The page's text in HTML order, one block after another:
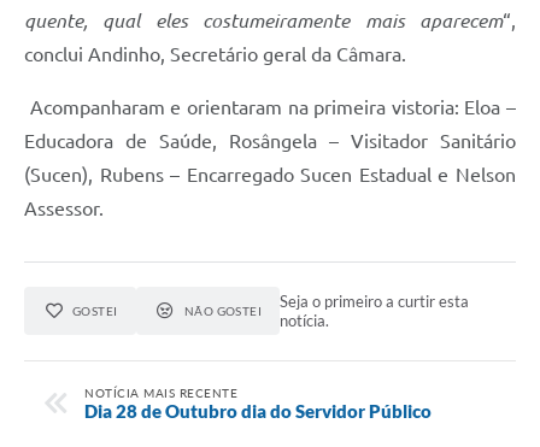
Links
Telefones Úteis
A Prefeitura
Enquete
Agenda
SIC
quente, qual eles costumeiramente mais aparecem“,
conclui Andinho, Secretário geral da Câmara.
Acompanharam e orientaram na primeira vistoria: Eloa –
Educadora de Saúde, Rosângela – Visitador Sanitário
(Sucen), Rubens – Encarregado Sucen Estadual e Nelson
Assessor.
GOSTEI NÃO GOSTEI
Seja o primeiro a curtir esta
notícia.
NOTÍCIA MAIS RECENTE
Dia 28 de Outubro dia do Servidor Público